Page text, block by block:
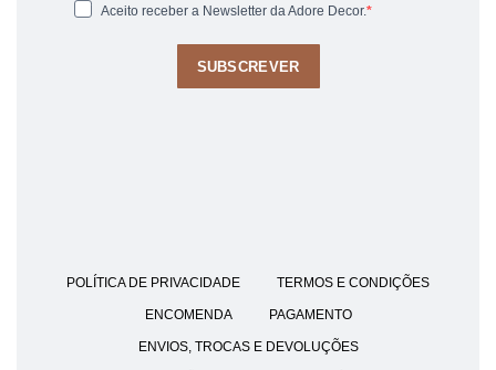
Aceito receber a Newsletter da Adore Decor.
SUBSCREVER
POLÍTICA DE PRIVACIDADE TERMOS E CONDIÇÕES
ENCOMENDA PAGAMENTO
ENVIOS, TROCAS E DEVOLUÇÕES